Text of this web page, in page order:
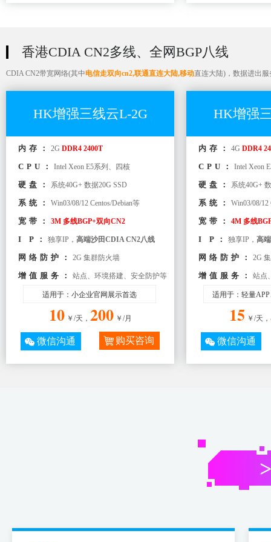
香港CDIA CN2多线、全网BGP八线
CDIA CN2带宽网络(其中电信走双向cn2,联通直连大陆,移动直连大陆)，数据进出
HK增强三线云L-2G
内存： 2G DDR4 2400T
CPU： Intel Xeon E5系列、四核
硬盘： 系统40G+ 数据20G SSD
系统： Win03/08/12 Centos/Debian等
宽带： 3M 多线BGP+双向CN2
I P： 独享IP， 高端沙田CDIA CN2八线
网络防护： 2G 集群防火墙
增值服务： 站点、环境搭建、安全防护等
适用于：小企业官网展示首选
10 ￥/天， 200 ￥/月
微信沟通 购买咨询
HK增强
内存： 4G DDR4
CPU： Intel Xeon
硬盘： 系统40G+
系统： Win03/08/12
宽带： 4M 多线
I P： 独享IP， 高
网络防护： 2G
增值服务： 站点
适用于：轻量
15 ￥/天，
微信沟通